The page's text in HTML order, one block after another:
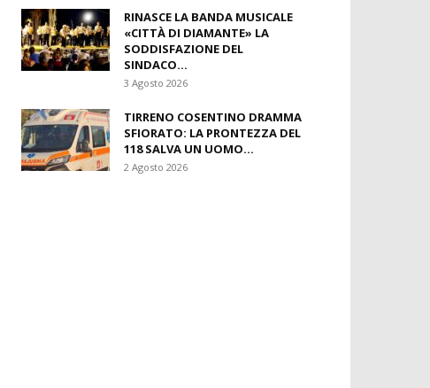
RINASCE LA BANDA MUSICALE
«CITTÀ DI DIAMANTE» LA
SODDISFAZIONE DEL
SINDACO...
3 Agosto 2026
TIRRENO COSENTINO DRAMMA
SFIORATO: LA PRONTEZZA DEL
118 SALVA UN UOMO...
2 Agosto 2026